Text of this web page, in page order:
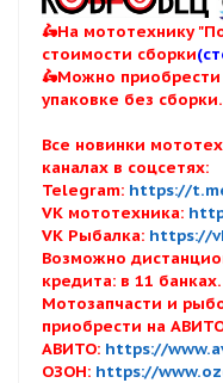
🛵На мототехнику
стоимости сборки
🛵Можно
упаковке без
Все новинки
каналах в соцсетях:
Telegram: https://
VK мототехника:
VK Рыбалка: https://
Возможно
кредита: в 11 банках.
Мотозапчасти и
приобрести на
АВИТО: https://
ОЗОН: https://